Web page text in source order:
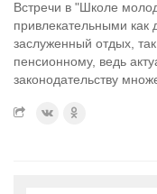
Встречи в "Школе
привлекательными
заслуженный отдых,
пенсионному, ведь
законодательству